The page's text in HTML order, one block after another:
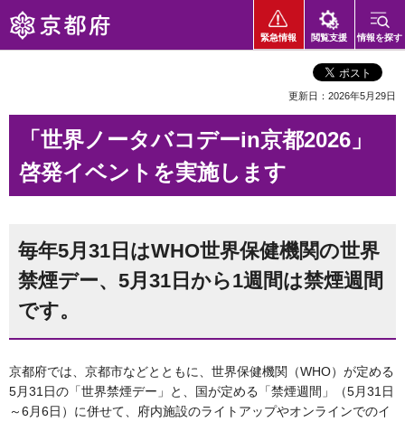
京都府
緊急情報 閲覧支援 情報を探す
更新日：2026年5月29日
「世界ノータバコデーin京都2026」
啓発イベントを実施します
毎年5月31日はWHO世界保健機関の世界
禁煙デー、5月31日から1週間は禁煙週間
です。
京都府では、京都市などとともに、世界保健機関（WHO）が定める
5月31日の「世界禁煙デー」と、国が定める「禁煙週間」（5月31日
～6月6日）に併せて、府内施設のライトアップやオンラインでのイ